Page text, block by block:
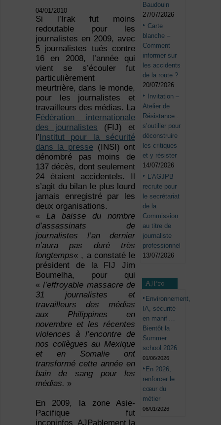
04/01/2010
Si l’Irak fut moins
redoutable pour les
journalistes en 2009, avec
5 journalistes tués contre
16 en 2008, l’année qui
vient se s’écouler fut
particulièrement
meurtrière, dans le monde,
pour les journalistes et
travailleurs des médias. La
Fédération internationale
des journalistes (FIJ) et
l’ Institut pour la sécurité
dans la presse (INSI) ont
dénombré pas moins de
137 décès, dont seulement
24 étaient accidentels. Il
s’agit du bilan le plus lourd
jamais enregistré par les
deux organisations.
« La baisse du nombre
d’assassinats de
journalistes l’an dernier
n’aura pas duré très
longtemps« , a constaté le
président de la FIJ Jim
Boumelha, pour qui
«l’effroyable massacre de
31 journalistes et
travailleurs des médias
aux Philippines en
novembre et les récentes
violences à l’encontre de
nos collègues au Mexique
et en Somalie ont
transformé cette année en
bain de sang pour les
médias. »
En 2009, la zone Asie-
Pacifique fut
inconinfos_AJPablement la
Baudouin
27/07/2026
Carte
blanche –
Comment
informer sur
les accidents
de la route ?
20/07/2026
Invitation –
Atelier de
Résistance :
s’outiller pour
déconstruire
les critiques
et y résister
14/07/2026
L’AGJPB
recrute pour
le secrétariat
de la
Commission
au titre de
journaliste
professionnel
13/07/2026
AJPro
Environnement,
IA, sécurité
en manif’…
Bientôt la
Summer
school 2026
01/06/2026
En 2026,
renforcer le
cœur du
métier
06/01/2026